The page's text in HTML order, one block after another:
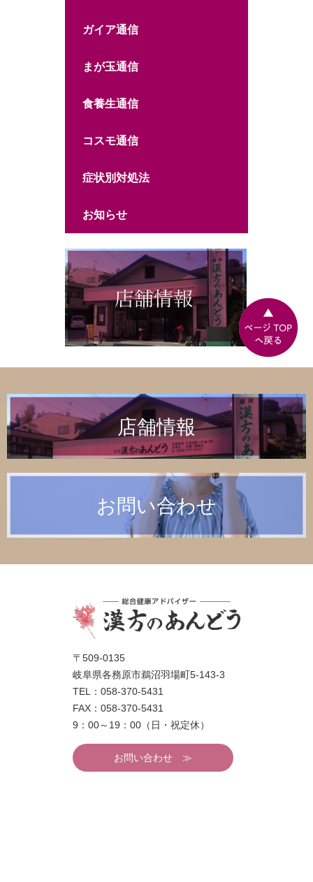
ガイア通信
まが玉通信
食養生通信
コスモ通信
症状別対処法
お知らせ
店舗情報
お問い合わせ
〒509-0135
岐阜県各務原市鵜沼羽場町5-143-3
TEL：058-370-5431
FAX：058-370-5431
9：00～19：00（日・祝定休）
お問い合わせ